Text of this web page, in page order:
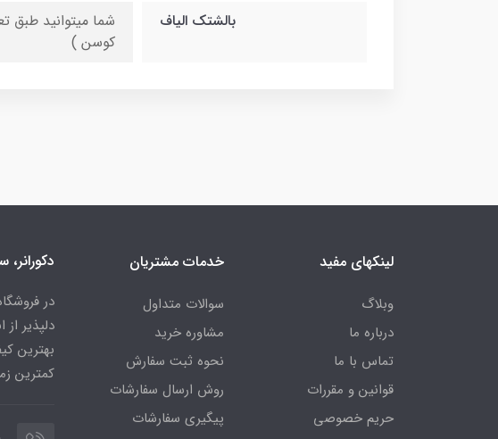
بالشتک الیاف
شما میتوانید طبق
کوسن )
لینکهای مفید
وبلاگ
درباره ما
تماس با ما
قوانین و مقررات
حریم خصوصی
خدمات مشتریان
سوالات متداول
مشاوره خرید
نحوه ثبت سفارش
روش ارسال سفارشات
پیگیری سفارشات
در
دلپذیر
بهترین
کمترین